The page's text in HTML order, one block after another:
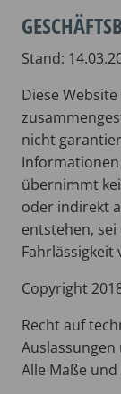
Stand:
Diese
nicht
übernimmt
oder indirekt
entstehen,
Fahrlässigkeit
Copyright
Recht auf
Alle Maße